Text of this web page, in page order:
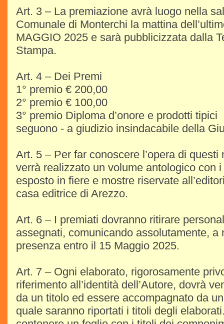
Art. 3 – La premiazione avrà luogo nella
Comunale di Monterchi la mattina
MAGGIO 2025 e sarà pubblicizzata dalla
Stampa.
Art. 4 – Dei Premi
1° premio € 200,00
2° premio € 100,00
3° premio Diploma d’onore e prodotti tipici
seguono - a giudizio insindacabile della
Art. 5 – Per far conoscere l’opera di questi
verrà realizzato un volume antologico con
esposto in fiere e mostre riservate
casa editrice di Arezzo.
Art. 6 – I premiati dovranno ritirare
assegnati, comunicando assolutamente, a
presenza entro il 15 Maggio 2025.
Art. 7 – Ogni elaborato, rigorosamente
riferimento all’identità dell’Autore, dovrà
da un titolo ed essere accompagnato da
quale saranno riportati i titoli degli